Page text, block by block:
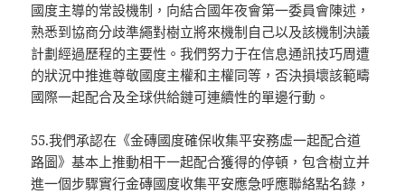
國度主導的常設機制，向結合國年夜會第一委員會陳述，
熟悉到協商分歧準繩對樹立將來機制自己以及該機制決議
計劃經過歷程的主要性。我們努力于在信息通訊技巧周遭
的狀況中推進尊敬國度主權和主權同等，否決損壞該範疇
國際一起配合及全球供給鏈可連續性的單邊行動。
55.我們承認在《金磚國度確保收集平安務虛一起配合道
路圖》基本上推動相干一起配合獲得的停頓，包含樹立并
進一個步驟實行金磚國度收集平安應急呼應聯絡點名錄，